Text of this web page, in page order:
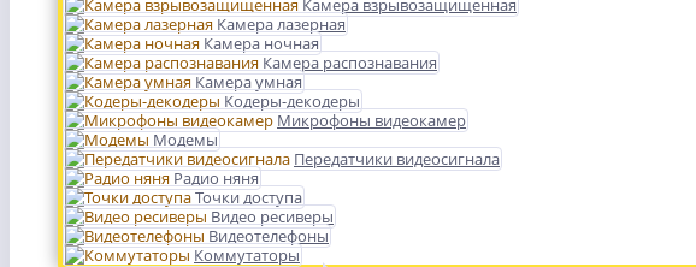
Камера взрывозащищенная
Камера лазерная
Камера ночная
Камера распознавания
Камера умная
Кодеры-декодеры
Микрофоны видеокамер
Модемы
Передатчики видеосигнала
Радио няня
Точки доступа
Видео ресиверы
Видеотелефоны
Коммутаторы